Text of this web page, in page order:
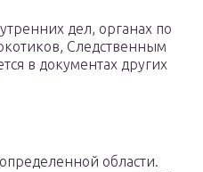
дел, органах по
Следственным
в документах других
области.